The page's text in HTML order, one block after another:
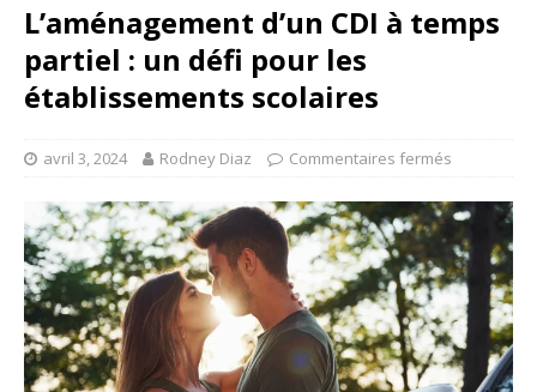
L’aménagement d’un CDI à temps
partiel : un défi pour les
établissements scolaires
avril 3, 2024 Rodney Diaz Commentaires fermés